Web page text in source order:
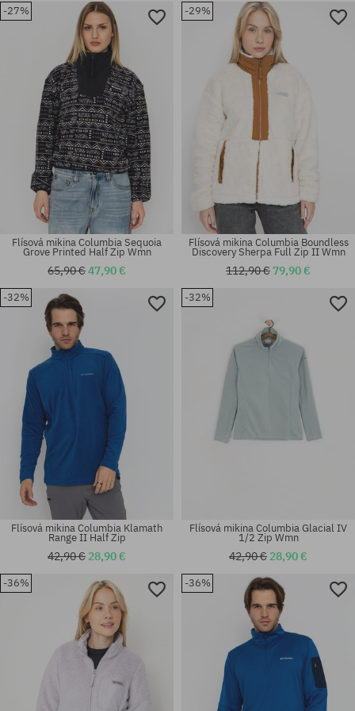
Dostupné veľkosti:
Dostupné veľkosti:
Dostupné veľkosti:
M; L; XL
Dostupné veľkosti:
-27%
Dostupné veľkosti:
Flísová mikina Columbia Sequoia
Grove Printed Half Zip Wmn
65,90 €47,90 €
-29%
Dostupné veľkosti:
Flísová mikina Columbia Boundless
Discovery Sherpa Full Zip II Wmn
112,90 € 79,90 €
-32%
Flísová mikina Columbia Klamath
Range II Half Zip
42,90 € 28,90 €
-32%
Flísová mikina Columbia Glacial IV
1/2 Zip Wmn
42,90 € 28,90 €
-36% -36%